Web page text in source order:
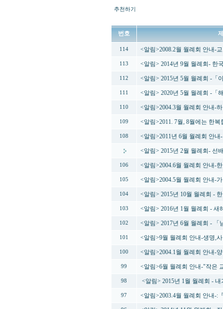
추천하기
번호
114 <알림>2008.2월 월례회 안내-
113 <알림> 2014년 9월 월례회- 한
112 <알림> 2015년 5월 월례회 -「
111 <알림> 2020년 5월 월례회 -「
110 <알림>2004.3월 월례회 안내-
109 <알림>2011. 7월, 8월에는 한
108 <알림>2011년 6월 월례회 안
<알림> 2015년 2월 월례회- 선
106 <알림>2004.6월 월례회 안내-
105 <알림>2004.5월 월례회 안내-
104 <알림> 2015년 10월 월례회 -
103 <알림> 2016년 1월 월례회 - 새
102 <알림> 2017년 6월 월례회 -
101 <알림>9월 월례회 안내-생명,
100 <알림>2004.1월 월례회 안내-
99 <알림>6월 월례회 안내-"작은
98 <알림> 2015년 1월 월례회 -
97 <알림>2003.4월 월례회 안내-: